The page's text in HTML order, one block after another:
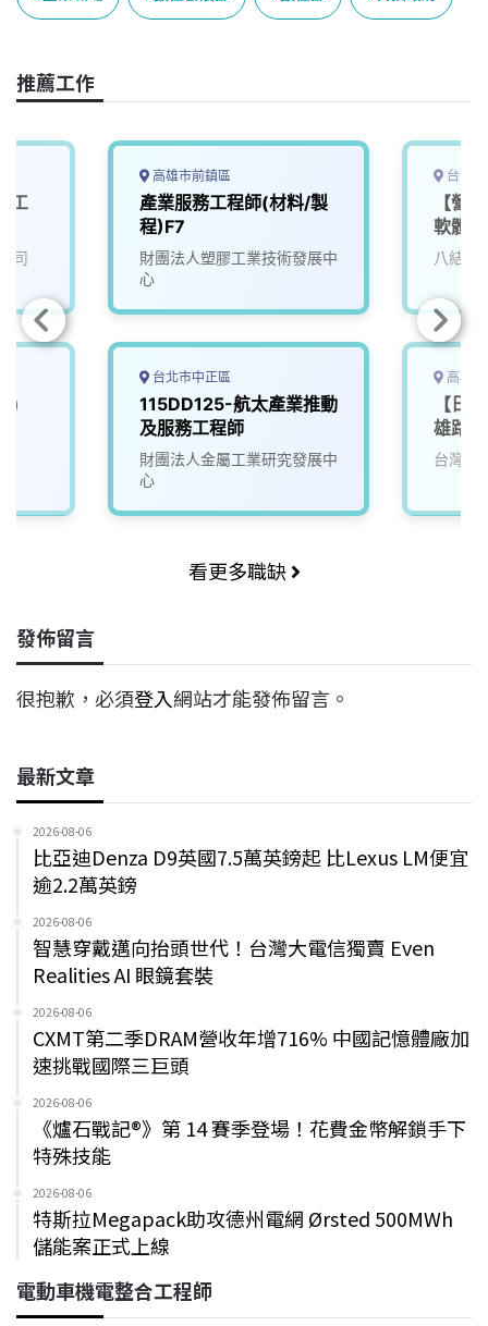
b
o
k
a
e
n
L
k
推薦工作
工
司
)
高雄市前鎮區
產業服務工程師(材料/製
程)F7
財團法人塑膠工業技術發展中
心
台北市中正區
115DD125-航太產業推動
及服務工程師
財團法人金屬工業研究發展中
心
台中
【營
軟體
八結國
高雄
【日
雄路
台灣華
看更多職缺
發佈留言
很抱歉，必須登入網站才能發佈留言。
最新文章
2026-08-06
比亞迪Denza D9英國7.5萬英鎊起 比Lexus LM便宜
逾2.2萬英鎊
2026-08-06
智慧穿戴邁向抬頭世代！台灣大電信獨賣 Even
Realities AI 眼鏡套裝
2026-08-06
CXMT第二季DRAM營收年增716% 中國記憶體廠加
速挑戰國際三巨頭
2026-08-06
《爐石戰記®》第 14 賽季登場！花費金幣解鎖手下
特殊技能
2026-08-06
特斯拉Megapack助攻德州電網 Ørsted 500MWh
儲能案正式上線
電動車機電整合工程師